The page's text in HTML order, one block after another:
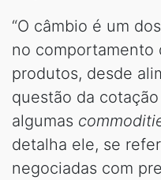
“O câmbio é um
no comportamento
produtos, desde
questão da
algumas
detalha ele, se
negociadas com